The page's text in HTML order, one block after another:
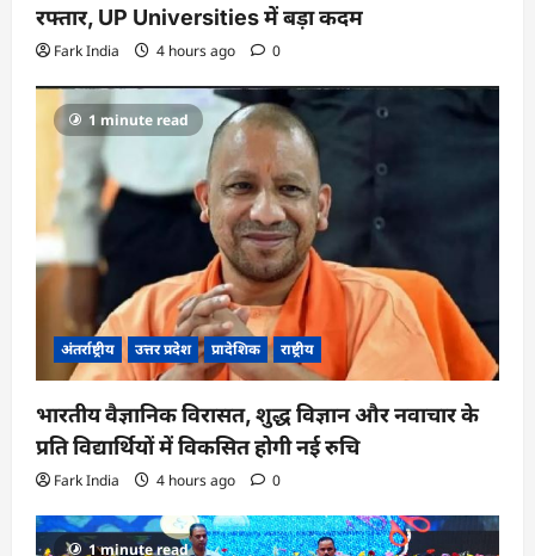
रफ्तार, UP Universities में बड़ा कदम
Fark India 4 hours ago 0
1 minute read
अंतर्राष्ट्रीय उत्तर प्रदेश प्रादेशिक राष्ट्रीय
भारतीय वैज्ञानिक विरासत, शुद्ध विज्ञान और नवाचार के
प्रति विद्यार्थियों में विकसित होगी नई रुचि
Fark India 4 hours ago 0
1 minute read